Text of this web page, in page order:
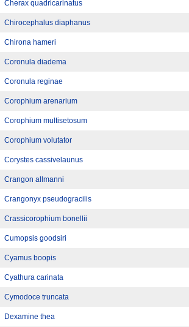
Cherax quadricarinatus
Chirocephalus diaphanus
Chirona hameri
Coronula diadema
Coronula reginae
Corophium arenarium
Corophium multisetosum
Corophium volutator
Corystes cassivelaunus
Crangon allmanni
Crangonyx pseudogracilis
Crassicorophium bonellii
Cumopsis goodsiri
Cyamus boopis
Cyathura carinata
Cymodoce truncata
Dexamine thea